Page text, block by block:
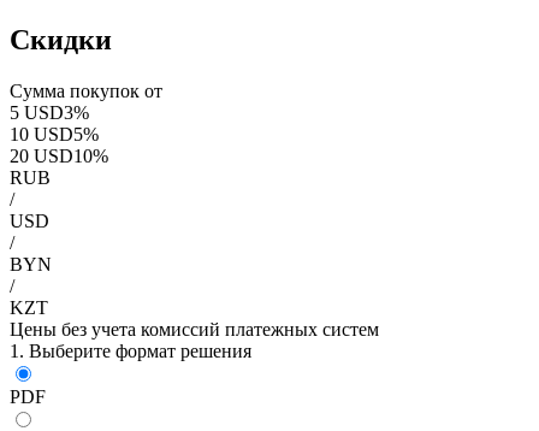
Скидки
Сумма покупок от
5 USD3%
10 USD5%
20 USD10%
RUB
/
USD
/
BYN
/
KZT
Цены без учета комиссий платежных систем
1. Выберите формат решения
PDF